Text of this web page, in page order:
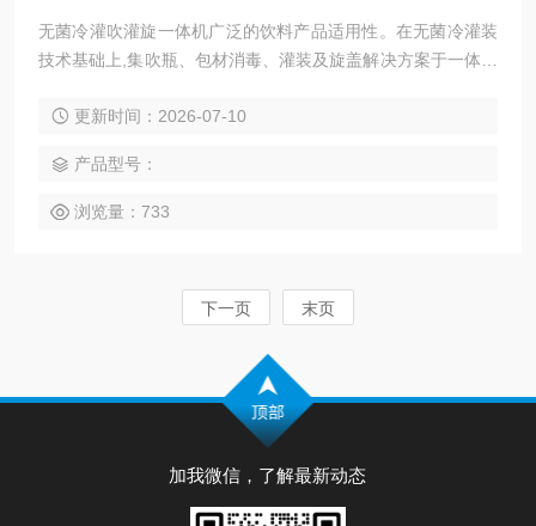
无菌冷灌吹灌旋一体机广泛的饮料产品适用性。在无菌冷灌装
技术基础上,集吹瓶、包材消毒、灌装及旋盖解决方案于一体的
障了液体包装过程中的无菌状态，为所有中性及其他类饮品提
更新时间：2026-07-10
产品型号：
浏览量：733
下一页 末页
加我微信，了解最新动态